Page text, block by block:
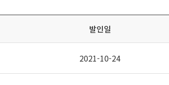
발인일
2021-10-24